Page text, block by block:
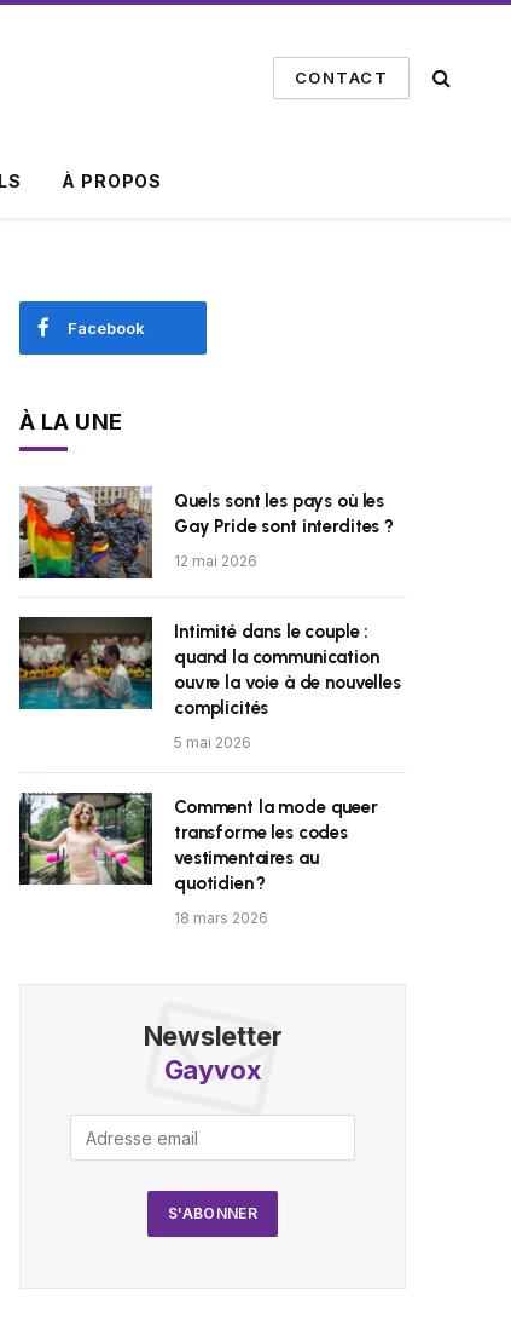
CONTACT
À PROPOS
Facebook
À LA UNE
Quels sont les pays où les
Gay Pride sont interdites ?
12 mai 2026
Intimité dans le couple :
quand la communication
ouvre la voie à de nouvelles
complicités
5 mai 2026
Comment la mode queer
transforme les codes
vestimentaires au
quotidien ?
18 mars 2026
Newsletter
Gayvox